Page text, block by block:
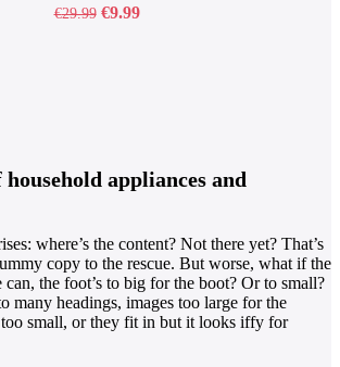
€29.99 €9.99
appliances and
where’s the content? Not there yet? That’s
copy to the rescue. But worse, what if the
can, the foot’s to big for the boot? Or to small?
many headings, images too large for the
too small, or they fit in but it looks iffy for